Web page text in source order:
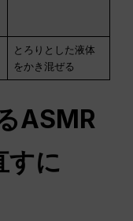
とろりとした液体
をかき混ぜる
ASMR
すに